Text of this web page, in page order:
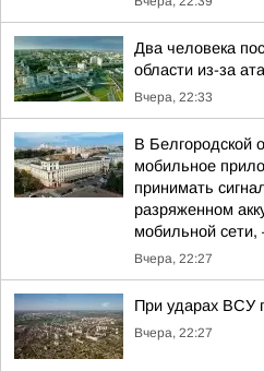
Два человека
области из-за
Вчера, 22:33
В Белгородской
мобильное
принимать
разряженном
мобильной сети,
Вчера, 22:27
При ударах ВСУ
Вчера, 22:27